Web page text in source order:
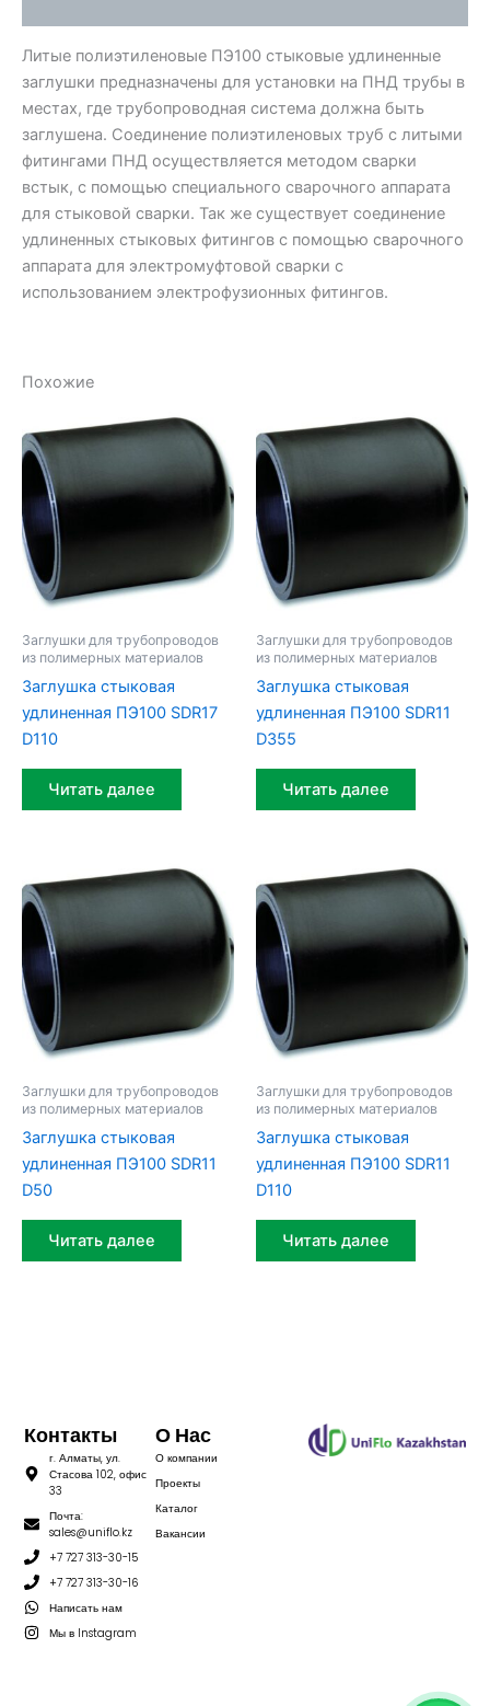
Литые полиэтиленовые ПЭ100 стыковые удлиненные
заглушки предназначены для установки на ПНД трубы в
местах, где трубопроводная система должна быть
заглушена. Соединение полиэтиленовых труб с литыми
фитингами ПНД осуществляется методом сварки
встык, с помощью специального сварочного аппарата
для стыковой сварки. Так же существует соединение
удлиненных стыковых фитингов с помощью сварочного
аппарата для электромуфтовой сварки с
использованием электрофузионных фитингов.
Похожие
Заглушки для трубопроводов
из полимерных материалов
Заглушка стыковая
удлиненная ПЭ100 SDR17
D110
Читать далее
Заглушки для трубопроводов
из полимерных материалов
Заглушка стыковая
удлиненная ПЭ100 SDR11
D355
Читать далее
Заглушки для трубопроводов
из полимерных материалов
Заглушка стыковая
удлиненная ПЭ100 SDR11
D50
Читать далее
Заглушки для трубопроводов
из полимерных материалов
Заглушка стыковая
удлиненная ПЭ100 SDR11
D110
Читать далее
О Нас
О компании
Проекты
Каталог
Вакансии
Контакты
г. Алматы, ул.
Стасова 102, офис
33
Почта:
sales@uniflo.kz
+7 727 313-30-15
+7 727 313-30-16
Написать нам
Мы в Instagram